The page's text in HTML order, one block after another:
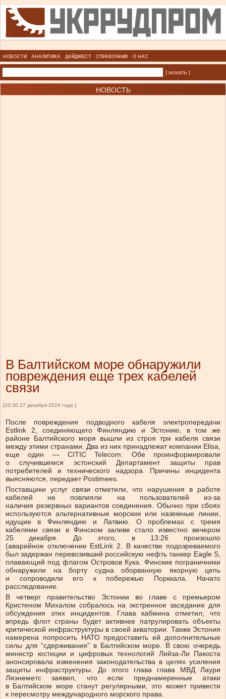
НОВОСТИ АНАЛИТИКА ДАЙДЖЕСТ СПРАВОЧНИК О НАС
| искать |
НОВОСТЬ
В Балтийском море обнаружили
повреждения еще трех кабелей
связи
[10:30 27 декабря 2024 года ]
После повреждения подводного кабеля электропередачи
Estlink 2, соединяющего Финляндию и Эстонию, в том же
районе Балтийского моря вышли из строя три кабеля связи
между этими странами. Два из них принадлежат компании Elisa,
еще один — CITIC Telecom. Обе проинформировали
о случившемся эстонский Департамент защиты прав
потребителей и технического надзора. Причины инцидента
выясняются, передает Postimees.
Поставщики услуг связи отметили, что нарушения в работе
кабелей не повлияли на пользователей из-за
наличия резервных вариантов соединения. Обычно при сбоях
используются альтернативные морские или наземные линии,
идущие в Финляндию и Латвию. О проблемах с тремя
кабелями связи в Финском заливе стало известно вечером
25 декабря. До этого, в 13:26 произошло
(аварийное отключение EstLink 2. В качестве подозреваемого
был задержан перевозивший российскую нефть танкер Eagle S,
плавающий под флагом Островов Кука. Финские пограничники
обнаружили на борту судна оборванную якорную цепь
и сопроводили его к побережью Порккала. Начато
расследование.
В четверг правительство Эстонии во главе с премьером
Кристеном Михалом собралось на экстренное заседание для
обсуждения этих инцидентов. Глава кабмина отметил, что
впредь флот страны будет активнее патрулировать объекты
критической инфраструктуры в своей акватории. Также Эстония
намерена попросить НАТО предоставить ей дополнительные
силы для “сдерживания” в Балтийском море. В свою очередь
министр юстиции и цифровых технологий Лийза-Ли Пакоста
анонсировала изменения законодательства в целях усиления
защиты инфраструктуры. До этого глава глава МВД Лаури
Ляэнеметс заявил, что если преднамеренные атаки
в Балтийском море станут регулярными, это может привести
к пересмотру международного морского права.